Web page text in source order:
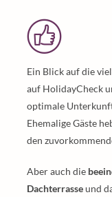
Ein Blick auf die
auf HolidayCheck
optimale
Ehemalige Gäste
den
Aber auch die
Dachterrasseund